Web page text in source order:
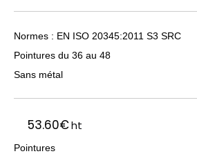
Normes : EN ISO 20345:2011 S3 SRC
Pointures du 36 au 48
Sans métal
53.60€ht
Pointures